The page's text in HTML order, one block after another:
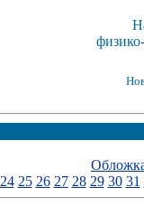
24 25 26 27 28 29 30 31